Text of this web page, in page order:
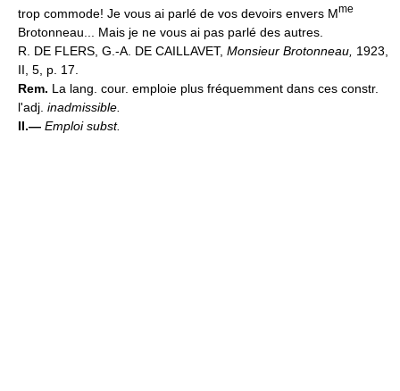
trop commode! Je vous ai parlé de vos devoirs envers Mme
Brotonneau... Mais je ne vous ai pas parlé des autres.
R. DE FLERS, G.-A. DE CAILLAVET, Monsieur Brotonneau, 1923,
II, 5, p. 17.
Rem. La lang. cour. emploie plus fréquemment dans ces constr.
l'adj. inadmissible.
II.— Emploi subst.